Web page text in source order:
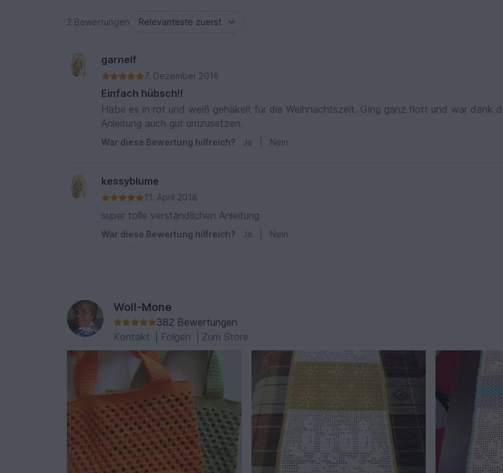
2 Bewertungen
garnelf
7. Dezember 2018
Einfach hübsch!!
Habe es in rot und weiß gehäkelt für die Weihnachtszeit. Ging ganz flott und war dank
Anleitung auch gut umzusetzen.
War diese Bewertung hilfreich? Ja Nein
kessyblume
11. April 2018
super tolle verständlichen Anleitung
War diese Bewertung hilfreich? Ja Nein
Woll-Mone
382 Bewertungen
Kontakt
Folgen Zum Store